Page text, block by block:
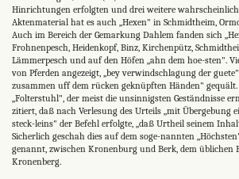
Hinrichtungen erfolgten und drei weitere
Aktenmaterial hat es auch „Hexen" in Schmidtheim,
Auch im Bereich der Gemarkung Dahlem fanden sich
Frohnenpesch, Heidenkopf, Binz, Kirchenpütz,
Lämmerpesch und auf den Höfen „ahn dem hoe-sten".
von Pferden angezeigt, ,,bey verwindschlagung der
zusammen uff dem rücken geknüpften Händen"
„Folterstuhl", der meist die unsinnigsten Geständnisse
zitiert, daß nach Verlesung des Urteils „mit Übergebung
steck-leins" der Befehl erfolgte, „daß Urtheil seinem
Sicherlich geschah dies auf dem soge-nannten
genannt, zwischen Kronenburg und Berk, dem üblichen
Kronenberg.